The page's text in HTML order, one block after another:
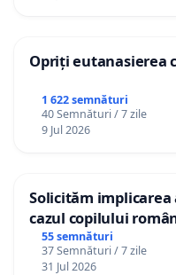
Opriți eutanasierea
1 622 semnături
40 Semnături / 7 zile
9 Jul 2026
Solicităm
cazul copilului
Gheorghe, aflat în
12 ani
55 semnături
37 Semnături / 7 zile
31 Jul 2026